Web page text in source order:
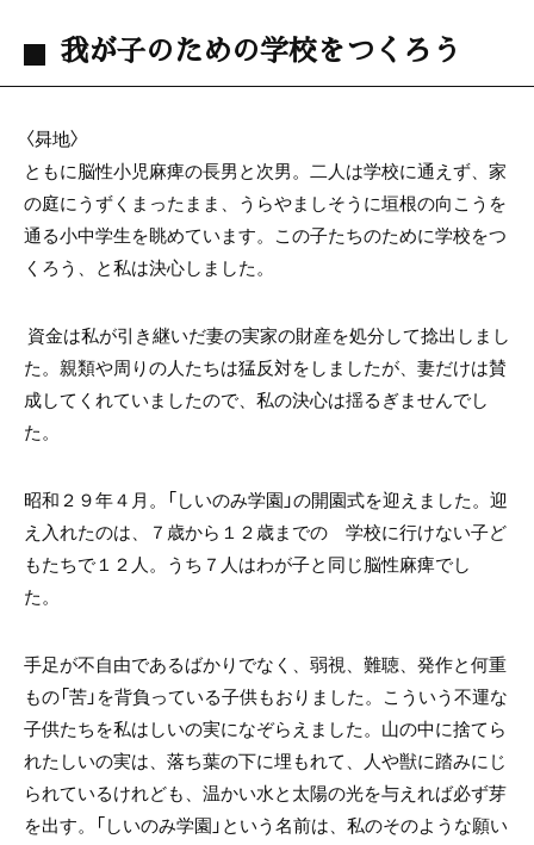
我が子のための学校をつくろう
〈曻地〉
ともに脳性小児麻痺の長男と次男。二人は学校に通えず、家
の庭にうずくまったまま、うらやましそうに垣根の向こうを
通る小中学生を眺めています。この子たちのために学校をつ
くろう、と私は決心しました。
資金は私が引き継いだ妻の実家の財産を処分して捻出しまし
た。親類や周りの人たちは猛反対をしましたが、妻だけは賛
成してくれていましたので、私の決心は揺るぎませんでし
た。
昭和２９年４月。「しいのみ学園」の開園式を迎えました。迎
え入れたのは、７歳から１２歳までの 学校に行けない子ど
もたちで１２人。うち７人はわが子と同じ脳性麻痺でし
た。
手足が不自由であるばかりでなく、弱視、難聴、発作と何重
もの「苦」を背負っている子供もおりました。こういう不運な
子供たちを私はしいの実になぞらえました。山の中に捨てら
れたしいの実は、落ち葉の下に埋もれて、人や獣に踏みにじ
られているけれども、温かい水と太陽の光を与えれば必ず芽
を出す。「しいのみ学園」という名前は、私のそのような願い